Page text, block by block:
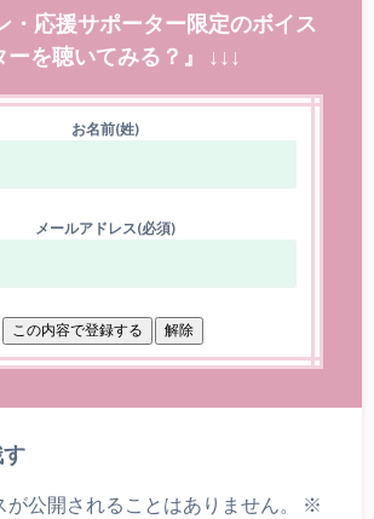
・応援サポーター限定のボイス
ーを聴いてみる？』 ↓↓↓
お名前(姓)
メールアドレス(必須)
が公開されることはありません。
※